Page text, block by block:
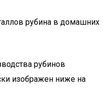
рубина в домашних
рубинов
изображен ниже на